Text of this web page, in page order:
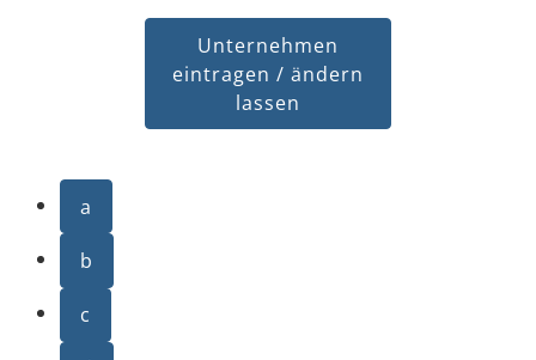
Unternehmen
eintragen / ändern
lassen
a
b
c